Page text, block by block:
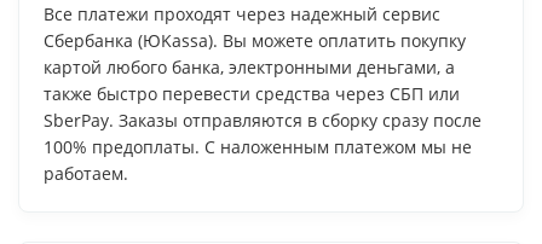
Все платежи проходят через надежный сервис
Сбербанка (ЮKassa). Вы можете оплатить покупку
картой любого банка, электронными деньгами, а
также быстро перевести средства через СБП или
SberPay. Заказы отправляются в сборку сразу после
100% предоплаты. С наложенным платежом мы не
работаем.